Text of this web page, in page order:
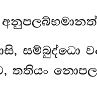
සම්බුද්ධො